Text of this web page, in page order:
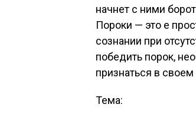
начнет с ними
Пороки — это е
сознании при
победить порок,
признаться в
Тема: